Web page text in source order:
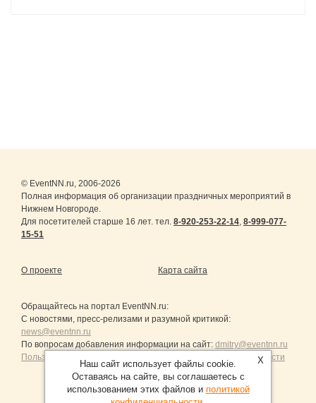
© EventNN.ru, 2006-2026
Полная информация об организации праздничных мероприятий в
Нижнем Новгороде.
Для посетителей старше 16 лет. тел. 8-920-253-22-14, 8-999-077-
15-51
О проекте Карта сайта
Обращайтесь на портал EventNN.ru:
С новостями, пресс-релизами и разумной критикой:
news@eventnn.ru
По вопросам добавления информации на сайт: dmitry@eventnn.ru
Пользовательское Соглашение и политика конфиденциальности
X
Наш сайт использует файлы cookie.
Оставаясь на сайте, вы соглашаетесь с
использованием этих файлов и политикой